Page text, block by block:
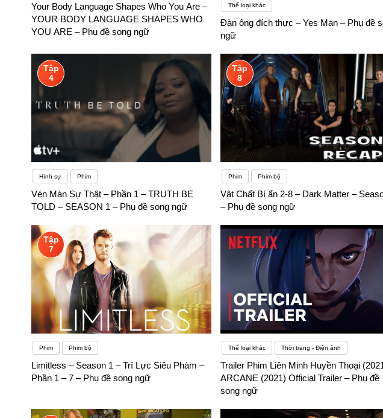
hơn, nhưng bạn có thể nói rằng người đó không yêu cầu một ngày cụ thể. Họ đang yêu cầu dành thời gian cho bạn.
(ví dụ: danh từ, tính từ, v.v.) . Thông thường, các định nghĩa khác nhau cho một từ tiếng
Your Body Language Shapes Who You Are –
YOUR BODY LANGUAGE SHAPES WHO
YOU ARE – Phụ đề song ngữ
Thể loại khác
Đàn ông đích thực – Yes Man – Phụ đề
ngữ
Tập
4
Hình sự Phim
Vén Màn Sự Thật – Phần 1 – TRUTH BE
TOLD – SEASON 1 – Phụ đề song ngữ
Tập
8
Phim Phim bộ
Vật Chất Bí ẩn 2-8 – Dark Matter –
– Phụ đề song ngữ
Tập
7
Phim Phim bộ
Limitless – Season 1 – Trí Lực Siêu Phàm –
Phần 1 – 7 – Phụ đề song ngữ
Thể loại khác Thời trang - Điện ảnh
Trailer Phim Liên Minh Huyền Thoại
ARCANE (2021) Official Trailer – Phụ đề
song ngữ